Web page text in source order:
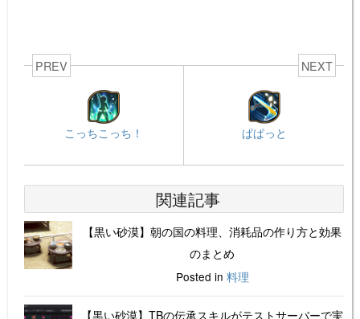
PREV
こっちこっち！
NEXT
ぱぱっと
関連記事
【黒い砂漠】朝の国の料理、消耗品の作り方と効果
のまとめ
Posted in 料理
【黒い砂漠】TBの伝承スキルがテストサーバーで実